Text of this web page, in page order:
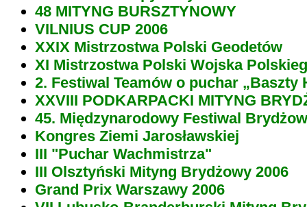
48 MITYNG BURSZTYNOWY
VILNIUS CUP 2006
XXIX Mistrzostwa Polski Geodetów
XI Mistrzostwa Polski Wojska
2. Festiwal Teamów o puchar „Baszty
XXVIII PODKARPACKI MITYNG
45. Międzynarodowy Festiwal
Kongres Ziemi Jarosławskiej
III "Puchar Wachmistrza"
III Olsztyński Mityng Brydżowy 2006
Grand Prix Warszawy 2006